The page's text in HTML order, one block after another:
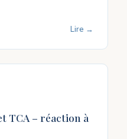
Lire →
TCA – réaction à